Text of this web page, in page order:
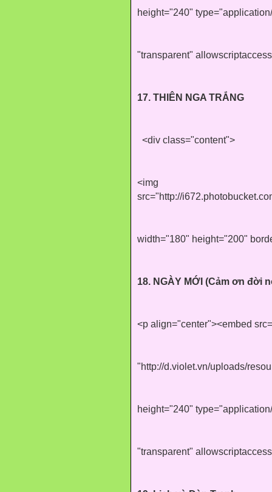
height="240"
"transparent"
17. THIÊN NGA TRẮNG
<div class="content">
<img
src="http://
width="180" height="200"
18. NGÀY MỚI (Cảm ơn đời
<p align="center"><embed src=
"http://d.violet.vn/uploads/
height="240"
"transparent"